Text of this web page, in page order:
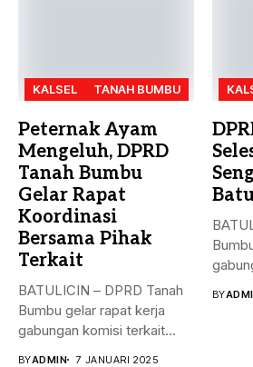
KALSEL TANAH BUMBU
Peternak Ayam
Mengeluh, DPRD
Tanah Bumbu
Gelar Rapat
Koordinasi
Bersama Pihak
Terkait
BATULICIN – DPRD Tanah
Bumbu gelar rapat kerja
gabungan komisi terkait
BYADMIN 7 JANUARI 2025
BY